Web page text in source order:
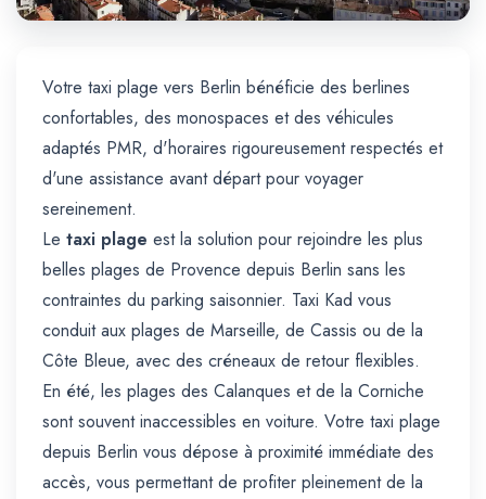
Votre taxi plage vers Berlin bénéficie des berlines
confortables, des monospaces et des véhicules
adaptés PMR, d'horaires rigoureusement respectés et
d'une assistance avant départ pour voyager
sereinement.
Le taxi plage est la solution pour rejoindre les plus
belles plages de Provence depuis Berlin sans les
contraintes du parking saisonnier. Taxi Kad vous
conduit aux plages de Marseille, de Cassis ou de la
Côte Bleue, avec des créneaux de retour flexibles.
En été, les plages des Calanques et de la Corniche
sont souvent inaccessibles en voiture. Votre taxi plage
depuis Berlin vous dépose à proximité immédiate des
accès, vous permettant de profiter pleinement de la